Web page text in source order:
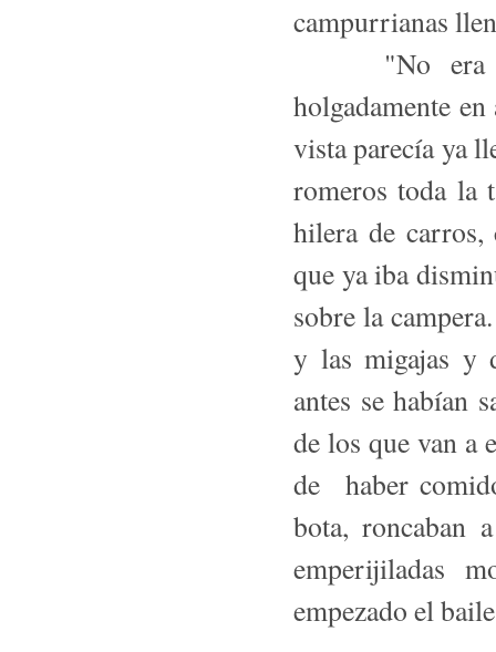
campurrianas
"No era
holgadamente
vista parecía ya
romeros toda la
hilera de carros,
que ya iba
sobre la
y las migajas y
antes se habían
de los que van a
de haber
bota, roncaban
emperijiladas
empezado el